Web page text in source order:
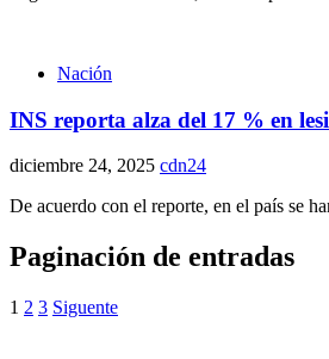
Nación
INS reporta alza del 17 % en
diciembre 24, 2025 cdn24
De acuerdo con el reporte, en el país se
Paginación de entradas
1 2 3 Siguente